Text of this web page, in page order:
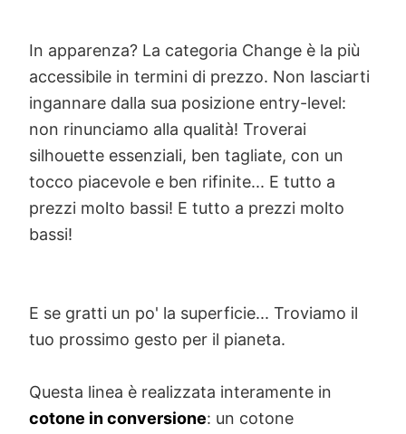
In apparenza? La categoria Change è la più
accessibile in termini di prezzo. Non lasciarti
ingannare dalla sua posizione entry-level:
non rinunciamo alla qualità! Troverai
silhouette essenziali, ben tagliate, con un
tocco piacevole e ben rifinite... E tutto a
prezzi molto bassi! E tutto a prezzi molto
bassi!
E se gratti un po' la superficie... Troviamo il
tuo prossimo gesto per il pianeta.
Questa linea è realizzata interamente in
cotone in conversione: un cotone